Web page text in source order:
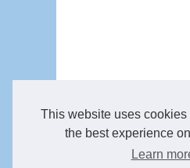
This website uses cookies
the best experience
Learn